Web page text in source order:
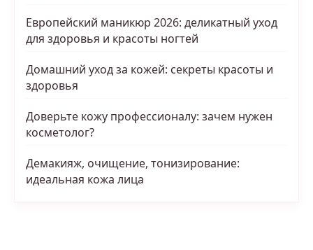
Европейский маникюр 2026: деликатный уход
для здоровья и красоты ногтей
Домашний уход за кожей: секреты красоты и
здоровья
Доверьте кожу профессионалу: зачем нужен
косметолог?
Демакияж, очищение, тонизирование:
идеальная кожа лица